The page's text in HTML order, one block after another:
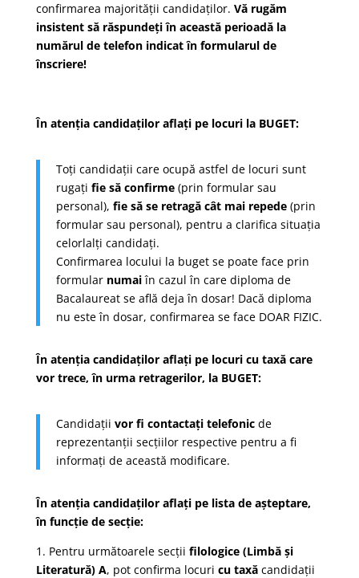
confirmarea majorității candidaților. Vă rugăm
insistent să răspundeți în această perioadă la
numărul de telefon indicat în formularul de
înscriere!
În atenția candidaților aflați pe locuri la BUGET:
Toți candidații care ocupă astfel de locuri sunt
rugați fie să confirme(prin formular sau
personal), fie să se retragă cât mai repede(prin
formular sau personal), pentru a clarifica situația
celorlalți candidați.
Confirmarea locului la buget se poate face prin
formular numaiîn cazul în care diploma de
Bacalaureat se află deja în dosar! Dacă diploma
nu este în dosar, confirmarea se face DOAR FIZIC.
În atenția candidaților aflați pe locuri cu taxă care
vor trece, în urma retragerilor, la BUGET:
Candidații vor fi contactați telefonicde
reprezentanții secțiilor respective pentru a fi
informați de această modificare.
În atenția candidaților aflați pe lista de așteptare,
în funcție de secție:
1. Pentru următoarele secții filologice (Limbă și
Literatură) A, pot confirma locuri cu taxăcandidații